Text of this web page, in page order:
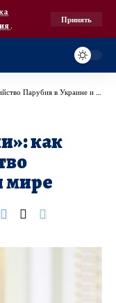
.
Принять
Парубия в Украине и мире
как
мире